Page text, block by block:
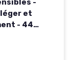
-
et
- 44
Capsules